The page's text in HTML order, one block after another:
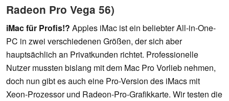
Radeon Pro Vega 56)
iMac für Profis!? Apples iMac ist ein beliebter All-in-One-
PC in zwei verschiedenen Größen, der sich aber
hauptsächlich an Privatkunden richtet. Professionelle
Nutzer mussten bislang mit dem Mac Pro Vorlieb nehmen,
doch nun gibt es auch eine Pro-Version des iMacs mit
Xeon-Prozessor und Radeon-Pro-Grafikkarte. Wir testen die